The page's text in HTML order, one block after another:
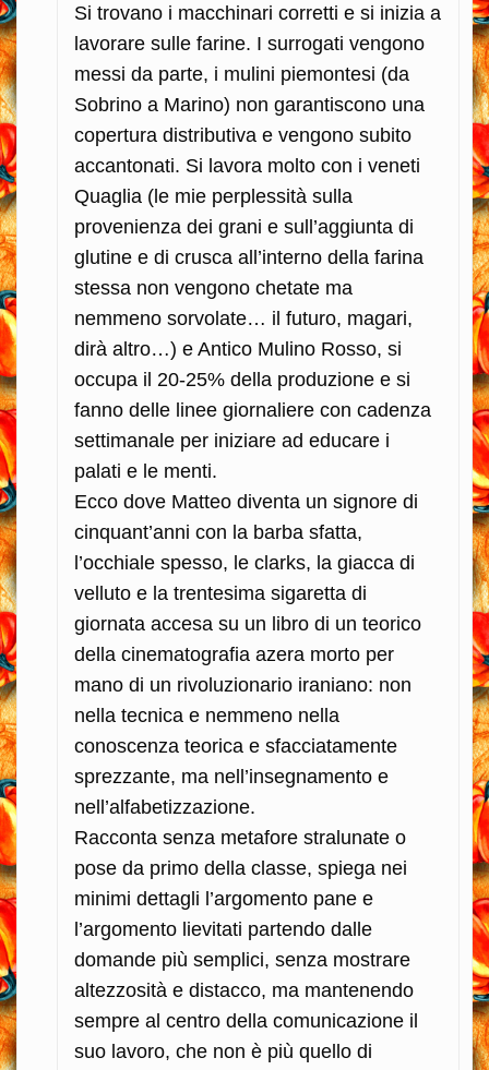
Si trovano i macchinari corretti e si inizia a
lavorare sulle farine. I surrogati vengono
messi da parte, i mulini piemontesi (da
Sobrino a Marino) non garantiscono una
copertura distributiva e vengono subito
accantonati. Si lavora molto con i veneti
Quaglia (le mie perplessità sulla
provenienza dei grani e sull’aggiunta di
glutine e di crusca all’interno della farina
stessa non vengono chetate ma
nemmeno sorvolate… il futuro, magari,
dirà altro…) e Antico Mulino Rosso, si
occupa il 20-25% della produzione e si
fanno delle linee giornaliere con cadenza
settimanale per iniziare ad educare i
palati e le menti.
Ecco dove Matteo diventa un signore di
cinquant’anni con la barba sfatta,
l’occhiale spesso, le clarks, la giacca di
velluto e la trentesima sigaretta di
giornata accesa su un libro di un teorico
della cinematografia azera morto per
mano di un rivoluzionario iraniano: non
nella tecnica e nemmeno nella
conoscenza teorica e sfacciatamente
sprezzante, ma nell’insegnamento e
nell’alfabetizzazione.
Racconta senza metafore stralunate o
pose da primo della classe, spiega nei
minimi dettagli l’argomento pane e
l’argomento lievitati partendo dalle
domande più semplici, senza mostrare
altezzosità e distacco, ma mantenendo
sempre al centro della comunicazione il
suo lavoro, che non è più quello di